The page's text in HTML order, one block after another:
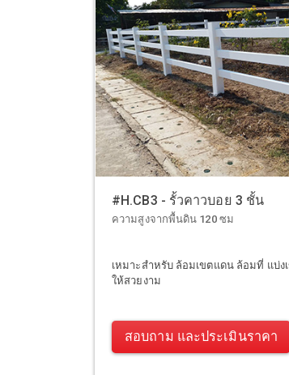
#H.CB3 - รั้วคาวบอย 3 ชั้น
ความสูงจากพื้นดิน 120 ซม
เหมาะสำหรับ ล้อมเขตแดน ล้อมที่ แบ่ง
ให้สวยงาม
สอบถาม และประเมินราคา